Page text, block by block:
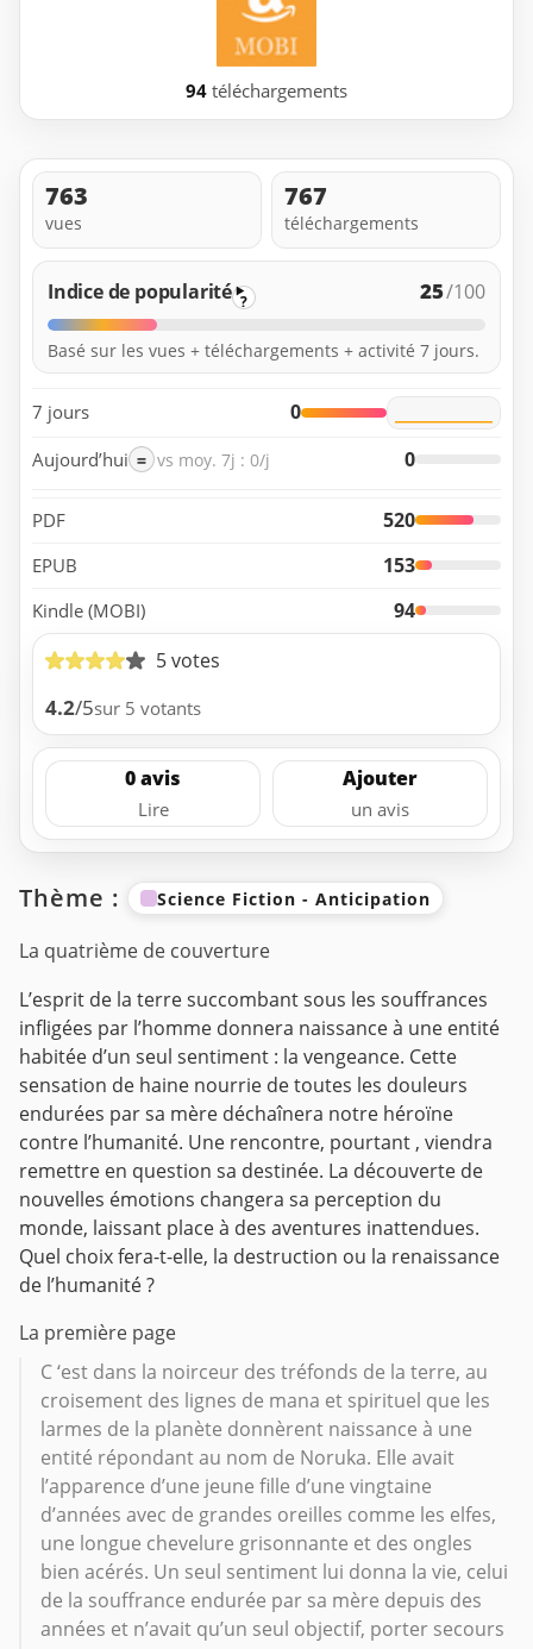
94 téléchargements
763
vues
767
téléchargements
Indice de popularité ? 25/100
Basé sur les vues + téléchargements + activité 7 jours.
7 jours 0
Aujourd’hui = vs moy. 7j : 0/j 0
PDF 520
EPUB 153
Kindle (MOBI)
94
5 votes
4.2/5sur 5 votants
0 avis
Lire
Ajouter
un avis
Thème : Science Fiction - Anticipation
La quatrième de couverture
L’esprit de la terre succombant sous les souffrances
infligées par l’homme donnera naissance à une entité
habitée d’un seul sentiment : la vengeance. Cette
sensation de haine nourrie de toutes les douleurs
endurées par sa mère déchaînera notre héroïne
contre l’humanité. Une rencontre, pourtant , viendra
remettre en question sa destinée. La découverte de
nouvelles émotions changera sa perception du
monde, laissant place à des aventures inattendues.
Quel choix fera-t-elle, la destruction ou la renaissance
de l’humanité ?
La première page
C ‘est dans la noirceur des tréfonds de la terre, au
croisement des lignes de mana et spirituel que les
larmes de la planète donnèrent naissance à une
entité répondant au nom de Noruka. Elle avait
l’apparence d’une jeune fille d’une vingtaine
d’années avec de grandes oreilles comme les elfes,
une longue chevelure grisonnante et des ongles
bien acérés. Un seul sentiment lui donna la vie, celui
de la souffrance endurée par sa mère depuis des
années et n’avait qu’un seul objectif, porter secours